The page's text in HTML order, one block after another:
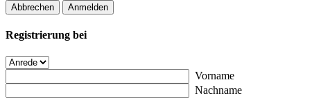
Abbrechen Anmelden
Registrierung bei
Vorname
Nachname